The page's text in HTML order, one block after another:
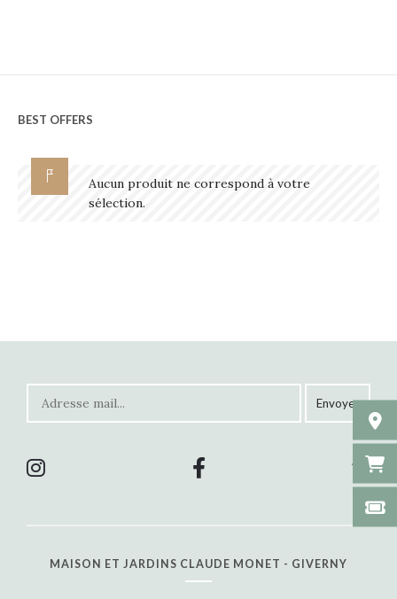
BEST OFFERS
Aucun produit ne correspond à votre
sélection.
MAISON ET JARDINS CLAUDE MONET - GIVERNY